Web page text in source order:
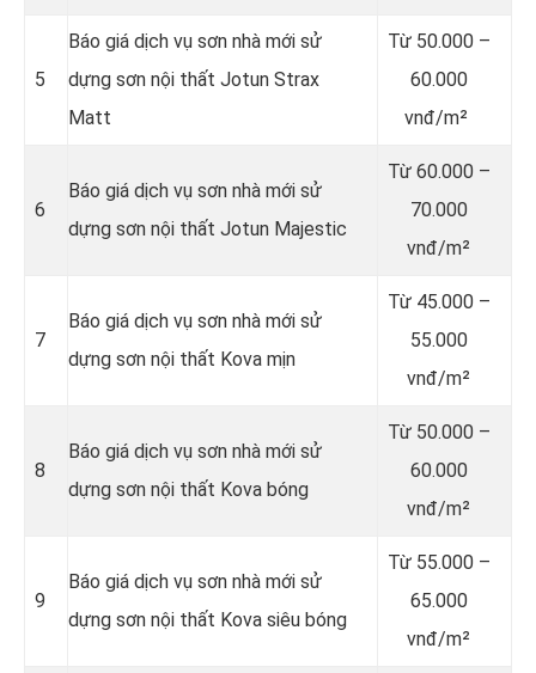
5
Báo giá dịch vụ sơn nhà mới sử
dựng sơn nội thất Jotun Strax
Matt
Từ 50.000 –
60.000
vnđ/m²
6
Báo giá dịch vụ sơn nhà mới sử
dựng sơn nội thất Jotun Majestic
Từ 60.000 –
70.000
vnđ/m²
7
Báo giá dịch vụ sơn nhà mới sử
dựng sơn nội thất Kova mịn
Từ 45.000 –
55.000
vnđ/m²
8
Báo giá dịch vụ sơn nhà mới sử
dựng sơn nội thất Kova bóng
Từ 50.000 –
60.000
vnđ/m²
9
Báo giá dịch vụ sơn nhà mới sử
dựng sơn nội thất Kova siêu bóng
Từ 55.000 –
65.000
vnđ/m²